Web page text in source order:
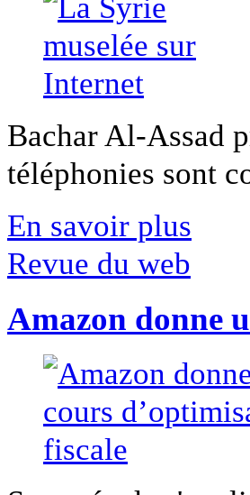
Bachar Al-Assad
téléphonies sont
En savoir plus
Revue du web
Amazon donne